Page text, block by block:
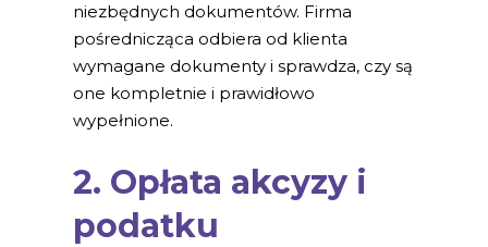
niezbędnych dokumentów. Firma
pośrednicząca odbiera od klienta
wymagane dokumenty i sprawdza, czy są
one kompletnie i prawidłowo
wypełnione.
2. Opłata akcyzy i
podatku